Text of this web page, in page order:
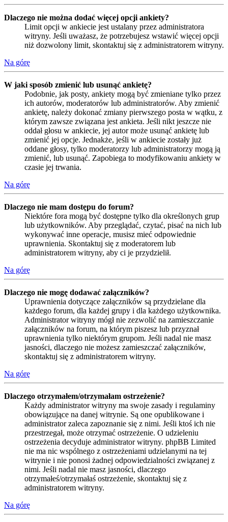
Dlaczego nie można dodać więcej opcji ankiety?
Limit opcji w ankiecie jest ustalany przez administratora
witryny. Jeśli uważasz, że potrzebujesz wstawić więcej opcji
niż dozwolony limit, skontaktuj się z administratorem witryny.
Na górę
W jaki sposób zmienić lub usunąć ankietę?
Podobnie, jak posty, ankiety mogą być zmieniane tylko przez
ich autorów, moderatorów lub administratorów. Aby zmienić
ankietę, należy dokonać zmiany pierwszego posta w wątku, z
którym zawsze związana jest ankieta. Jeśli nikt jeszcze nie
oddał głosu w ankiecie, jej autor może usunąć ankietę lub
zmienić jej opcje. Jednakże, jeśli w ankiecie zostały już
oddane głosy, tylko moderatorzy lub administratorzy mogą ją
zmienić, lub usunąć. Zapobiega to modyfikowaniu ankiety w
czasie jej trwania.
Na górę
Dlaczego nie mam dostępu do forum?
Niektóre fora mogą być dostępne tylko dla określonych grup
lub użytkowników. Aby przeglądać, czytać, pisać na nich lub
wykonywać inne operacje, musisz mieć odpowiednie
uprawnienia. Skontaktuj się z moderatorem lub
administratorem witryny, aby ci je przydzielił.
Na górę
Dlaczego nie mogę dodawać załączników?
Uprawnienia dotyczące załączników są przydzielane dla
każdego forum, dla każdej grupy i dla każdego użytkownika.
Administrator witryny mógł nie zezwolić na zamieszczanie
załączników na forum, na którym piszesz lub przyznał
uprawnienia tylko niektórym grupom. Jeśli nadal nie masz
jasności, dlaczego nie możesz zamieszczać załączników,
skontaktuj się z administratorem witryny.
Na górę
Dlaczego otrzymałem/otrzymałam ostrzeżenie?
Każdy administrator witryny ma swoje zasady i regulaminy
obowiązujące na danej witrynie. Są one opublikowane i
administrator zaleca zapoznanie się z nimi. Jeśli ktoś ich nie
przestrzegał, może otrzymać ostrzeżenie. O udzieleniu
ostrzeżenia decyduje administrator witryny. phpBB Limited
nie ma nic wspólnego z ostrzeżeniami udzielanymi na tej
witrynie i nie ponosi żadnej odpowiedzialności związanej z
nimi. Jeśli nadal nie masz jasności, dlaczego
otrzymałeś/otrzymałaś ostrzeżenie, skontaktuj się z
administratorem witryny.
Na górę